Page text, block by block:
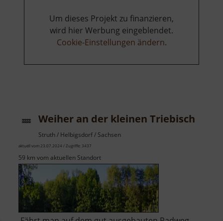
Um dieses Projekt zu finanzieren,
wird hier Werbung eingeblendet.
Cookie-Einstellungen ändern.
Weiher an der kleinen Triebisch
Struth / Helbigsdorf / Sachsen
aktuell vom 23.07.2024 / Zugriffe: 3437
59 km vom aktuellen Standort